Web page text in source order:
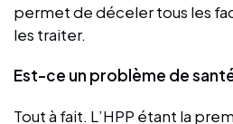
permet de déceler tous les
les traiter.
Est-ce un problème de
Tout à fait. L’HPP étant la